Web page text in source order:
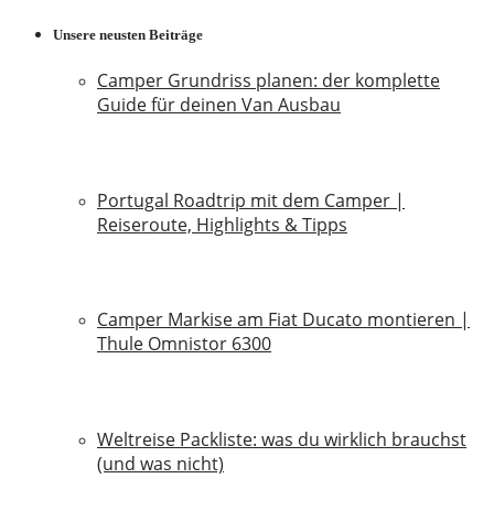
Unsere neusten Beiträge
Camper Grundriss planen: der komplette
Guide für deinen Van Ausbau
Portugal Roadtrip mit dem Camper |
Reiseroute, Highlights & Tipps
Camper Markise am Fiat Ducato montieren |
Thule Omnistor 6300
Weltreise Packliste: was du wirklich brauchst
(und was nicht)